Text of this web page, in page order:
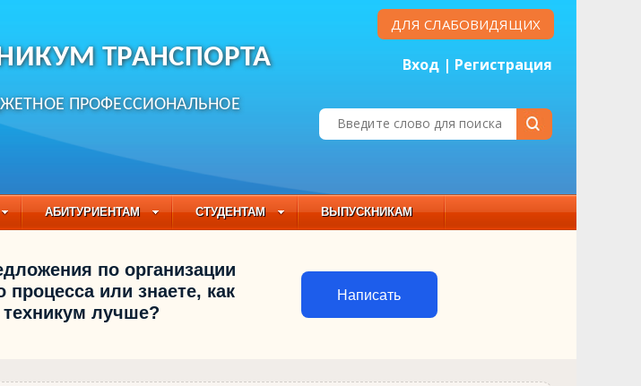
ТРАНСПОРТА
ПРОФЕССИОНАЛЬНОЕ
ДЛЯ СЛАБОВИДЯЩИХ
Вход | Регистрация
АБИТУРИЕНТАМ СТУДЕНТАМ ВЫПУСКНИКАМ
ГОД
по организации
процесса или знаете, как
техникум лучше?
Написать